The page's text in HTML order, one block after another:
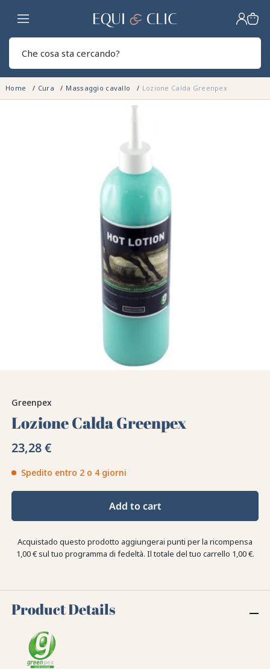
Casa
Home Cura Massaggio cavallo Lozione Calda Greenpex
Greenpex
Lozione Calda Greenpex
23,28 €
Spedito entro 2 o 4 giorni
Add to cart
Acquistado questo prodotto aggiungerai punti per la ricompensa
1,00 €sul tuo programma di fedeltà. Il totale del tuo carrello 1,00 €.
Product Details